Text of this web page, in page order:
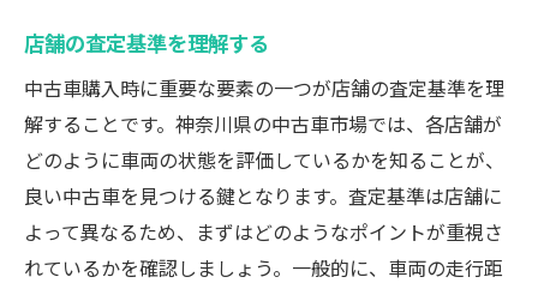
店舗の査定基準を理解する
中古車購入時に重要な要素の一つが店舗の査定基準を理
解することです。神奈川県の中古車市場では、各店舗が
どのように車両の状態を評価しているかを知ることが、
良い中古車を見つける鍵となります。査定基準は店舗に
よって異なるため、まずはどのようなポイントが重視さ
れているかを確認しましょう。一般的に、車両の走行距